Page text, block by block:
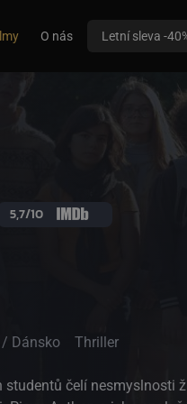
O nás Letní sleva -
5,7/10
/ Dánsko Thriller
studentů čelí nesmyslnosti